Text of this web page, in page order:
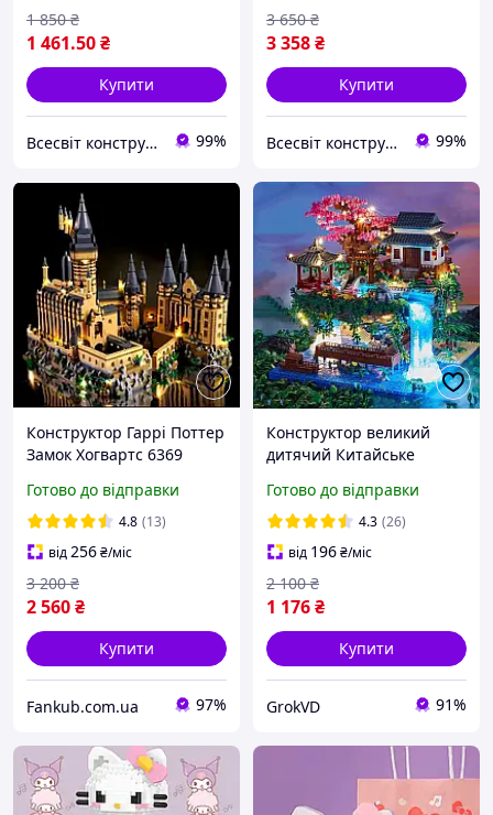
1 461.50₴
1 850 ₴
Купити
Всесвіт конструкторів 99%
3 358₴
3 650 ₴
Купити
Всесвіт конструкторів 99%
Конструктор Гаррі Поттер
Замок Хогвартс 6369
Harry Potter
Готово до відправки
4.8 (13)
від256₴/міс
2 560₴
3 200 ₴
Купити
Fankub.com.ua 97%
Конструктор великий
дитячий Китайське
led підсвіткою 1435
деталей
Готово до відправки
4.3 (26)
від 196₴/міс
1 176₴
2 100 ₴
Купити
GrokVD 91%